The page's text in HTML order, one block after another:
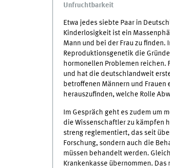
Unfruchtbarkeit
Etwa jedes siebte Paar in
Kinderlosigkeit ist ein
Mann und bei der Frau zu finden.
Reproduktionsgenetik die
hormonellen Problemen reichen.
und hat die deutschlandweit
betroffenen Männern und
herauszufinden, welche Rolle
Im Gespräch geht es zudem um
die Wissenschaftler zu kämpfen
streng reglementiert, das seit
Forschung, sondern auch die
müssen behandelt werden.
Krankenkasse übernommen.